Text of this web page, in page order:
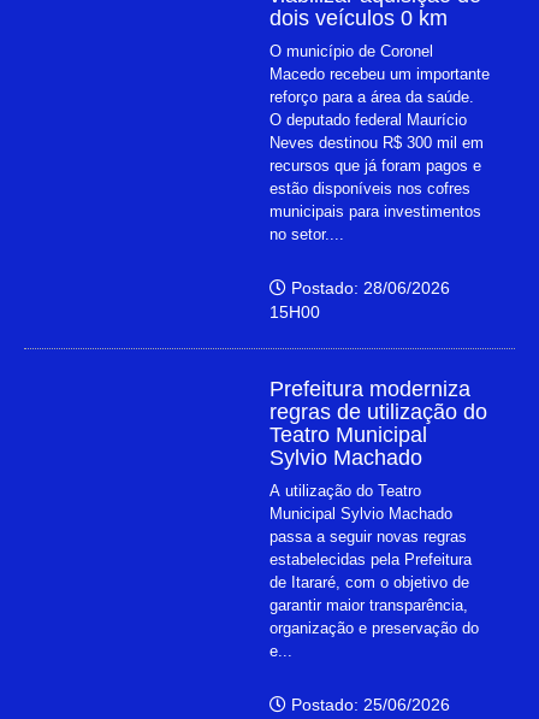
dois veículos 0 km
O município de Coronel
Macedo recebeu um importante
reforço para a área da saúde.
O deputado federal Maurício
Neves destinou R$ 300 mil em
recursos que já foram pagos e
estão disponíveis nos cofres
municipais para investimentos
no setor....
Postado: 28/06/2026
15H00
Prefeitura moderniza
regras de utilização do
Teatro Municipal
Sylvio Machado
A utilização do Teatro
Municipal Sylvio Machado
passa a seguir novas regras
estabelecidas pela Prefeitura
de Itararé, com o objetivo de
garantir maior transparência,
organização e preservação do
e...
Postado: 25/06/2026